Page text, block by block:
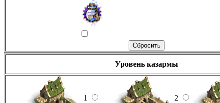
Уровень казармы
1 2